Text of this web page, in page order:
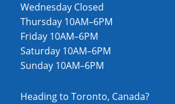
Wednesday Closed
Thursday 10AM–6PM
Friday 10AM–6PM
Saturday 10AM–6PM
Sunday 10AM–6PM
Heading to Toronto, Canada?